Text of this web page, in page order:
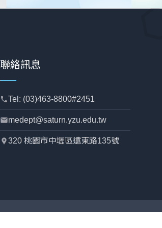
聯絡訊息
phoneTel: (03)463-8800#2451
mailmedept@saturn.yzu.edu.tw
location_pin320 桃園市中壢區遠東路135號